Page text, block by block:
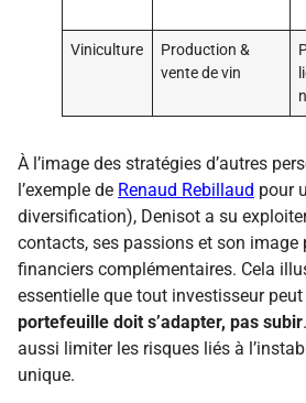
Viniculture
Production &
vente de vin
À l’image des stratégies d’autres
l’exemple de Renaud Rebillaud pour
diversification), Denisot a su
contacts, ses passions et son image
financiers complémentaires. Cela
essentielle que tout investisseur
portefeuille doit s’adapter, pas subir
aussi limiter les risques liés à
unique.